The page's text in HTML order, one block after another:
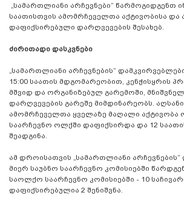
„სამართლიანი არჩევნები“ წარმოგიდგენთ
საათისთვის ამომრჩეველთა აქტივობისა და
დაფიქსირებული დარღვევების შესახებ.
ძირითადი დასკვნები
„სამართლიანი არჩევნების“
15:00 საათის მდგომარეობით, კენჭისყრის
მშვიდ და ორგანიზებულ გარემოში,
დარღვევების გარეშე მიმდინარეობს.
ამომრჩეველთა ყველაზე მაღალი აქტივობა
საარჩევნო ოლქში დაფიქსირდა და 12
შეადგინა.
ამ დროისათვის „სამართლიანი არჩევნების“
მიერ საუბნო საარჩევნო კომისიებში
საოლქო საარჩევნო კომისიებში - 10
დაფიქსირებულია 2 შენიშვნა.